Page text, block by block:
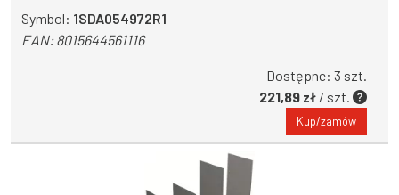
Symbol: 1SDA054972R1
EAN:8015644561116
Dostępne: 3 szt.
221,89 zł / szt.
Kup/zamów